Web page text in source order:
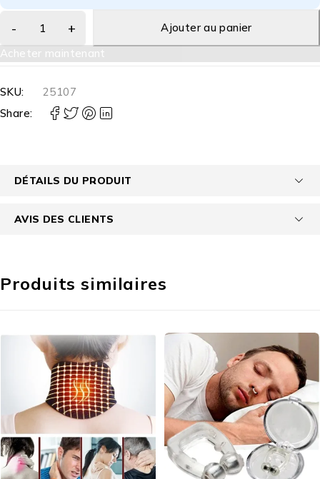
Ajouter au panier
Acheter maintenant
SKU:
25107
Share:
DÉTAILS DU PRODUIT
AVIS DES CLIENTS
Produits similaires